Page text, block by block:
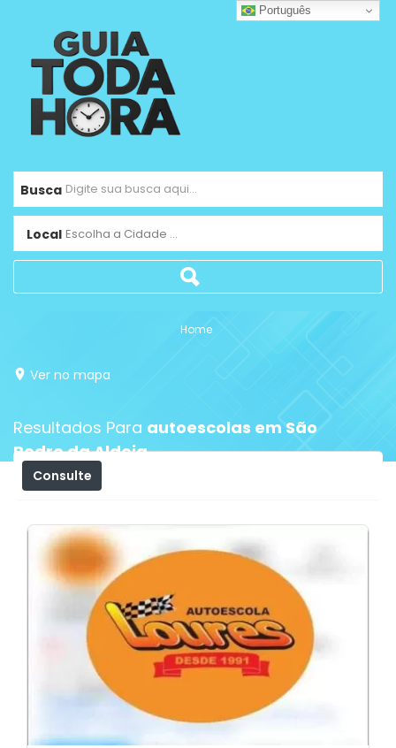
Busca
Local Escolha a Cidade ...
Home
Ver no mapa
Resultados Para autoescolas em São
Pedro da Aldeia
Consulte
Português